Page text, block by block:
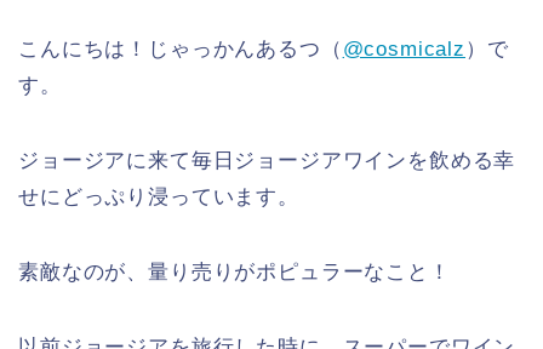
こんにちは！じゃっかんあるつ（ @cosmicalz ）で
す。
ジョージアに来て毎日ジョージアワインを飲める幸
せにどっぷり浸っています。
素敵なのが、量り売りがポピュラーなこと！